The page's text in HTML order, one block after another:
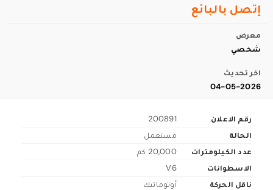
إتصل بالبائع
معرض
شخصي
اخر تحديث
04-05-2026
رقم الاعلان
200891
الحالة
مستعمل
عدد الكيلومترات
20,000 كم
الاسطوانات
V6
ناقل الحركة
أوتوماتيك